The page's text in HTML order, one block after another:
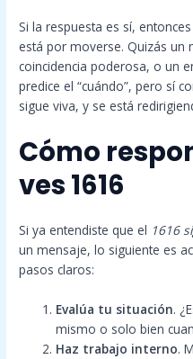
Si la respuesta es sí,
está por moverse. Quizás un
coincidencia poderosa, o un
predice el “cuándo”, pero sí
sigue viva, y se está
Cómo
ves 1616
Si ya entendiste que el 1616
un mensaje, lo siguiente es
pasos claros:
Evalúa tu situación.
mismo o solo bien
Haz trabajo interno.